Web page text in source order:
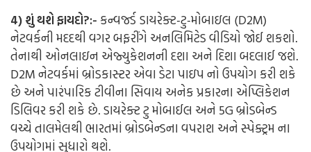
4) શું થશે ફાયદો?:- કન્વર્જ્ડ ડાયરેક્ટ-ટુ-મોબાઇલ (D2M)
નેટવર્કની મદદથી વગર બફરીંગે અનલિમિટેડ વીડિયો જોઈ શકશો.
તેનાથી ઓનલાઇન એજ્યુકેશનની દશા અને દિશા બદલાઈ જશે.
D2M નેટવર્કમાં બ્રોડકાસ્ટર એવા ડેટા પાઇપ નો ઉપયોગ કરી શકે
છે અને પારંપારિક ટીવીના સિવાય અનેક પ્રકારના એપ્લિકેશન
ડિલિવર કરી શકે છે. ડાયરેક્ટ ટુ મોબાઈલ અને 5G બ્રોડબેન્ડ
વચ્ચે તાલમેલથી ભારતમાં બ્રોડબેન્ડના વપરાશ અને સ્પેક્ટ્રમ ના
ઉપયોગમાં સુધારો થશે.